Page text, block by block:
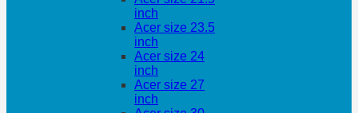
inch
Acer size 23.5
inch
Acer size 24
inch
Acer size 27
inch